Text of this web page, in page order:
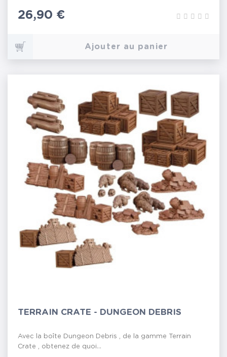
Prix
26,90 €
Ajouter au panier
TERRAIN CRATE - DUNGEON DEBRIS
Avec la boîte Dungeon Debris , de la gamme Terrain
Crate , obtenez de quoi...